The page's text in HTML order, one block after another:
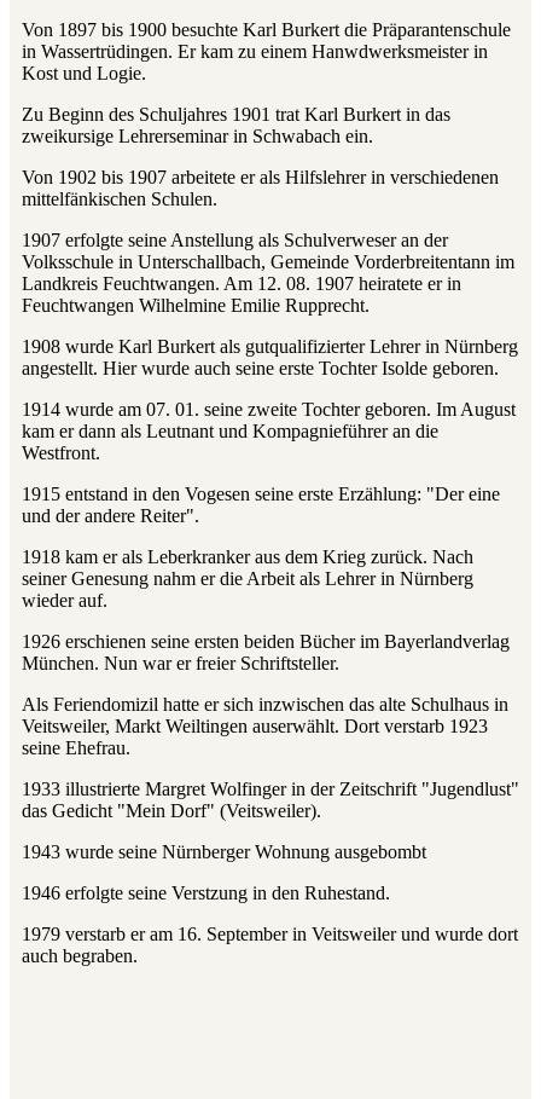
Von 1897 bis 1900 besuchte Karl Burkert die Präparantenschule
in Wassertrüdingen. Er kam zu einem Hanwdwerksmeister in
Kost und Logie.
Zu Beginn des Schuljahres 1901 trat Karl Burkert in das
zweikursige Lehrerseminar in Schwabach ein.
Von 1902 bis 1907 arbeitete er als Hilfslehrer in verschiedenen
mittelfänkischen Schulen.
1907 erfolgte seine Anstellung als Schulverweser an der
Volksschule in Unterschallbach, Gemeinde Vorderbreitentann im
Landkreis Feuchtwangen. Am 12. 08. 1907 heiratete er in
Feuchtwangen Wilhelmine Emilie Rupprecht.
1908 wurde Karl Burkert als gutqualifizierter Lehrer in Nürnberg
angestellt. Hier wurde auch seine erste Tochter Isolde geboren.
1914 wurde am 07. 01. seine zweite Tochter geboren. Im August
kam er dann als Leutnant und Kompagnieführer an die
Westfront.
1915 entstand in den Vogesen seine erste Erzählung: "Der eine
und der andere Reiter".
1918 kam er als Leberkranker aus dem Krieg zurück. Nach
seiner Genesung nahm er die Arbeit als Lehrer in Nürnberg
wieder auf.
1926 erschienen seine ersten beiden Bücher im Bayerlandverlag
München. Nun war er freier Schriftsteller.
Als Feriendomizil hatte er sich inzwischen das alte Schulhaus in
Veitsweiler, Markt Weiltingen auserwählt. Dort verstarb 1923
seine Ehefrau.
1933 illustrierte Margret Wolfinger in der Zeitschrift "Jugendlust"
das Gedicht "Mein Dorf" (Veitsweiler).
1943 wurde seine Nürnberger Wohnung ausgebombt
1946 erfolgte seine Verstzung in den Ruhestand.
1979 verstarb er am 16. September in Veitsweiler und wurde dort
auch begraben.